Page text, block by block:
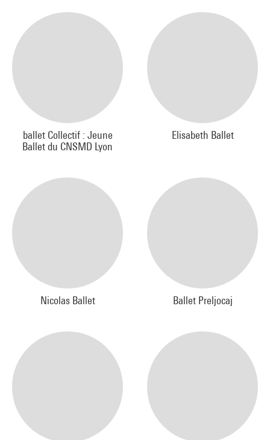
ballet Collectif : Jeune
Ballet du CNSMD Lyon
Elisabeth Ballet
Nicolas Ballet Ballet Preljocaj